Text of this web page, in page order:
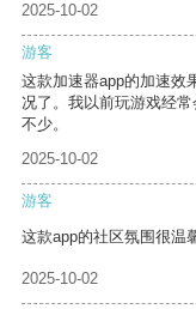
2025-10-02
游客
这款加速器app的加速效
况了。我以前玩游戏经
不少。
2025-10-02
游客
这款app的社区氛围很温
2025-10-02